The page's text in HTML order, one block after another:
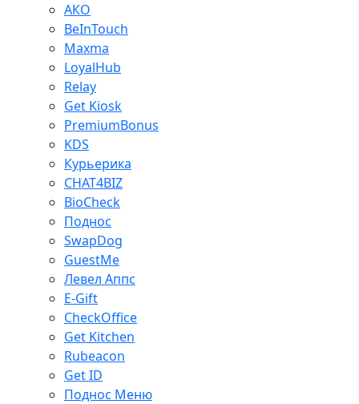
АКО
BeInTouch
Maxma
LoyalHub
Relay
Get Kiosk
PremiumBonus
KDS
Курьерика
CHAT4BIZ
BioCheck
Поднос
SwapDog
GuestMe
Левел Аппс
E-Gift
CheckOffice
Get Kitchen
Rubeacon
Get ID
Поднос Меню